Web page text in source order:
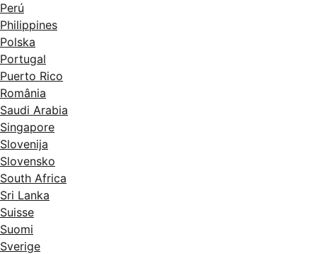
Perú
Philippines
Polska
Portugal
Puerto Rico
România
Saudi Arabia
Singapore
Slovenija
Slovensko
South Africa
Sri Lanka
Suisse
Suomi
Sverige